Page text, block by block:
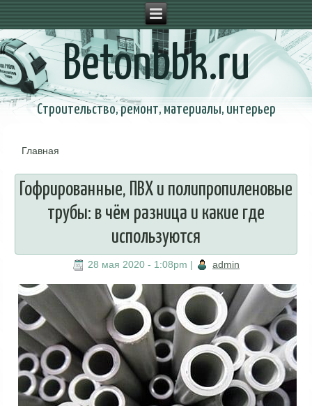
Betonbbk.ru
Строительство, ремонт, материалы, интерьер
Главная
Гофрированные, ПВХ и полипропиленовые
трубы: в чём разница и какие где
используются
28 мая 2020 - 1:08pm | admin